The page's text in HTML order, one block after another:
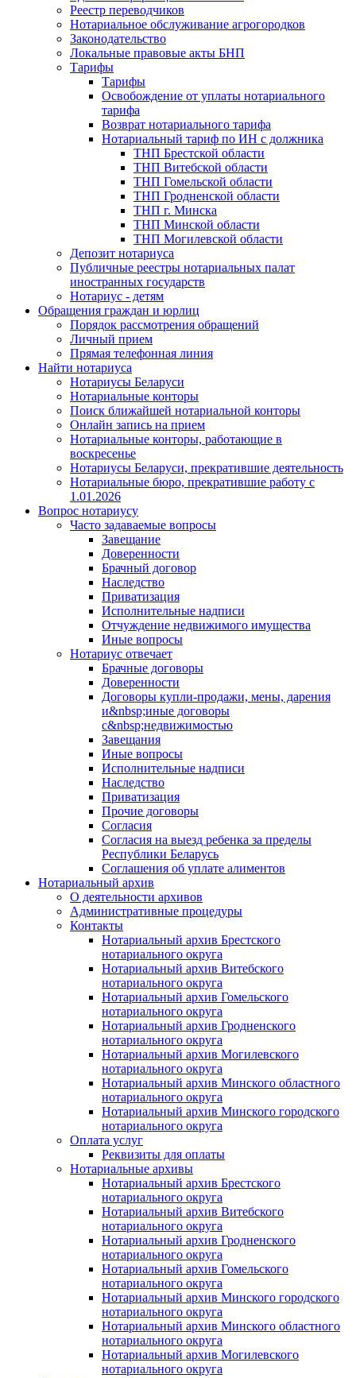
Реестр переводчиков
Нотариальное обслуживание агрогородков
Законодательство
Локальные правовые акты БНП
Тарифы
Тарифы
Освобождение от уплаты нотариального
тарифа
Возврат нотариального тарифа
Нотариальный тариф по ИН с должника
ТНП Брестской области
ТНП Витебской области
ТНП Гомельской области
ТНП Гродненской области
ТНП г. Минска
ТНП Минской области
ТНП Могилевской области
Депозит нотариуса
Публичные реестры нотариальных палат
иностранных государств
Нотариус - детям
Обращения граждан и юрлиц
Порядок рассмотрения обращений
Личный прием
Прямая телефонная линия
Найти нотариуса
Нотариусы Беларуси
Нотариальные конторы
Поиск ближайшей нотариальной конторы
Онлайн запись на прием
Нотариальные конторы, работающие в
воскресенье
Нотариусы Беларуси, прекратившие деятельность
Нотариальные бюро, прекратившие работу с
1.01.2026
Вопрос нотариусу
Часто задаваемые вопросы
Завещание
Доверенности
Брачный договор
Наследство
Приватизация
Исполнительные надписи
Отчуждение недвижимого имущества
Иные вопросы
Нотариус отвечает
Брачные договоры
Доверенности
Договоры купли-продажи, мены, дарения
и&nbsp;иные договоры
с&nbsp;недвижимостью
Завещания
Иные вопросы
Исполнительные надписи
Наследство
Приватизация
Прочие договоры
Согласия
Согласия на выезд ребенка за пределы
Республики Беларусь
Соглашения об уплате алиментов
Нотариальный архив
О деятельности архивов
Административные процедуры
Контакты
Нотариальный архив Брестского
нотариального округа
Нотариальный архив Витебского
нотариального округа
Нотариальный архив Гомельского
нотариального округа
Нотариальный архив Гродненского
нотариального округа
Нотариальный архив Могилевского
нотариального округа
Нотариальный архив Минского областного
нотариального округа
Нотариальный архив Минского городского
нотариального округа
Оплата услуг
Реквизиты для оплаты
Нотариальные архивы
Нотариальный архив Брестского
нотариального округа
Нотариальный архив Витебского
нотариального округа
Нотариальный архив Гродненского
нотариального округа
Нотариальный архив Гомельского
нотариального округа
Нотариальный архив Минского городского
нотариального округа
Нотариальный архив Минского областного
нотариального округа
Нотариальный архив Могилевского
нотариального округа